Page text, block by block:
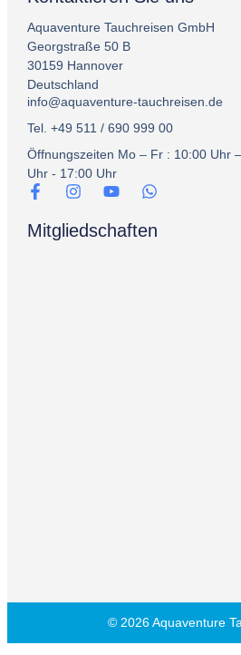
Aquaventure Tauchreisen GmbH
Georgstraße 50 B
30159 Hannover
Deutschland
info@aquaventure-tauchreisen.de
Tel. +49 511 / 690 999 00
Öffnungszeiten Mo – Fr : 10:00 Uhr
Uhr - 17:00 Uhr
Mitgliedschaften
© 2026 Aquaventure